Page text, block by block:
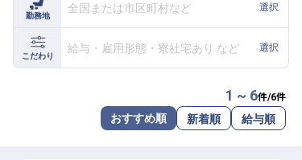
よくある質問
ホテル・宿泊業界情報コラム
転職サポートに申し込む
勤務地
全国または市区町村など 選択
こだわり
給与・雇用形態・寮社宅あり など 選択
1 ~ 6件/6件
おすすめ順 新着順 給与順